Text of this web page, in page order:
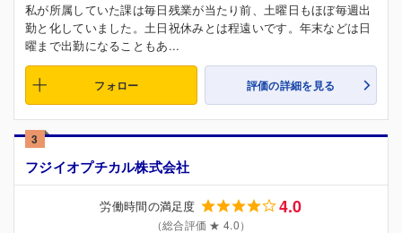
私が所属していた課は毎日残業が当たり前、土曜日もほぼ毎週出
勤と化していました。土日祝休みとは程遠いです。年末などは日
曜まで出勤になることもあ...
フォロー 評価の詳細を見る
3
フジイオプチカル株式会社
労働時間の満足度 4.0
（総合評価 ★ 4.0）